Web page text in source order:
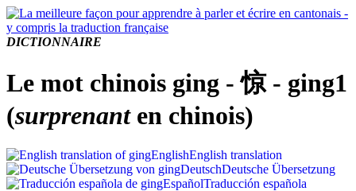
DICTIONNAIRE
Le mot chinois ging - 惊 - ging1
(surprenanten chinois)
EnglishEnglish translation
DeutschDeutsche Übersetzung
EspañolTraducción española